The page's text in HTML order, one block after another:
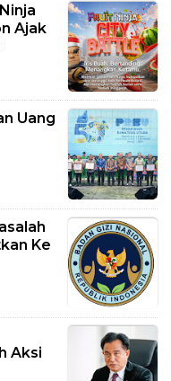
Ajak
Uang
Ke
Aksi